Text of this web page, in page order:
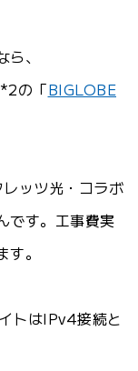
、
の「BIGLOBE
ッツ光・コラボ
です。工事費実
。
トはIPv4接続と